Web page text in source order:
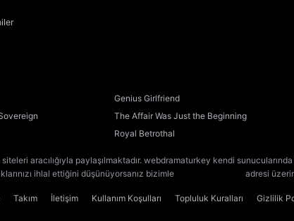
19. Bölüm
21. Bölüm
Genius Girlfriend
The Affair Was Just the Beginning
Royal Betrothal
aracılığıyla paylaşılmaktadır. webdramaturkey kendi
ihlal ettiğini düşünüyorsanız bizimle
adresi
Takım İletişim Kullanım Koşulları Topluluk Kuralları Gizlilik